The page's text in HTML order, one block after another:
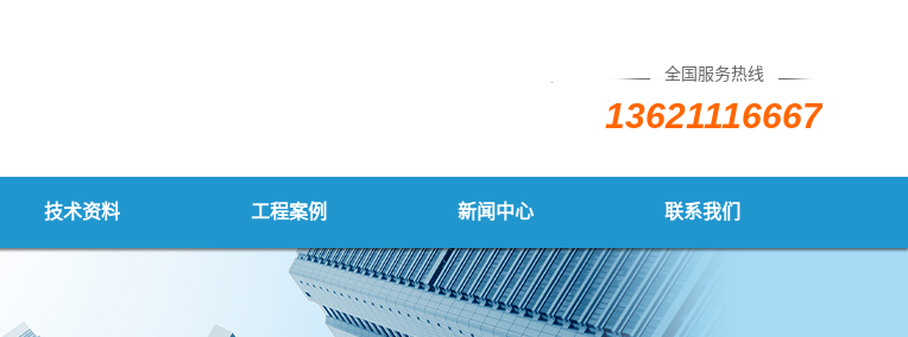
全国服务热线
13621116667
技术资料 工程案例 新闻中心 联系我们